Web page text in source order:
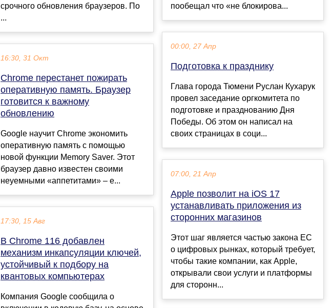
срочного обновления браузеров. По
...
16:30, 31 Окт
Chrome перестанет пожирать
оперативную память. Браузер
готовится к важному
обновлению
Google научит Chrome экономить
оперативную память с помощью
новой функции Memory Saver. Этот
браузер давно известен своими
неуемными «аппетитами» – е...
17:30, 15 Авг
В Chrome 116 добавлен
механизм инкапсуляции ключей,
устойчивый к подбору на
квантовых компьютерах
Компания Google сообщила о
пообещал что «не блокирова...
00:00, 27 Апр
Подготовка к празднику
Глава города Тюмени Руслан Кухарук
провел заседание оргкомитета по
подготовке и празднованию Дня
Победы. Об этом он написал на
своих страницах в соци...
07:00, 21 Апр
Apple позволит на iOS 17
устанавливать приложения из
сторонних магазинов
Этот шаг является частью закона ЕС
о цифровых рынках, который требует,
чтобы такие компании, как Apple,
открывали свои услуги и платформы
для сторонн...